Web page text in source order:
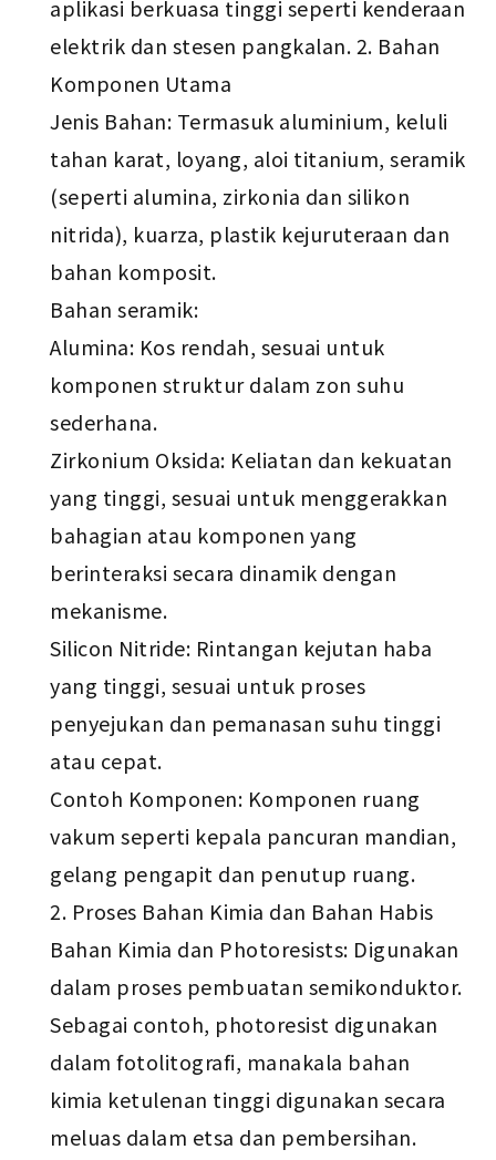
aplikasi berkuasa tinggi seperti kenderaan
elektrik dan stesen pangkalan. 2. Bahan
Komponen Utama
Jenis Bahan: Termasuk aluminium, keluli
tahan karat, loyang, aloi titanium, seramik
(seperti alumina, zirkonia dan silikon
nitrida), kuarza, plastik kejuruteraan dan
bahan komposit.
Bahan seramik:
Alumina: Kos rendah, sesuai untuk
komponen struktur dalam zon suhu
sederhana.
Zirkonium Oksida: Keliatan dan kekuatan
yang tinggi, sesuai untuk menggerakkan
bahagian atau komponen yang
berinteraksi secara dinamik dengan
mekanisme.
Silicon Nitride: Rintangan kejutan haba
yang tinggi, sesuai untuk proses
penyejukan dan pemanasan suhu tinggi
atau cepat.
Contoh Komponen: Komponen ruang
vakum seperti kepala pancuran mandian,
gelang pengapit dan penutup ruang.
Proses Bahan Kimia dan Bahan Habis
Bahan Kimia dan Photoresists: Digunakan
dalam proses pembuatan semikonduktor.
Sebagai contoh, photoresist digunakan
dalam fotolitografi, manakala bahan
kimia ketulenan tinggi digunakan secara
meluas dalam etsa dan pembersihan.